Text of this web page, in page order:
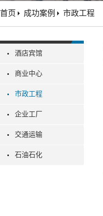
酒店宾馆
商业中心
市政工程
企业工厂
交通运输
石油石化
首页 成功案例 市政工程